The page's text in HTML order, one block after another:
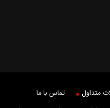
متداول تماس با ما